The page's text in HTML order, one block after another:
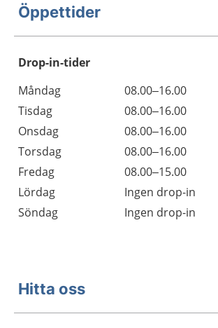
Öppettider
Drop-in-tider
Måndag
08.00–16.00
Tisdag
08.00–16.00
Onsdag
08.00–16.00
Torsdag
08.00–16.00
Fredag
08.00–15.00
Lördag
Ingen drop-in
Söndag
Ingen drop-in
Hitta oss